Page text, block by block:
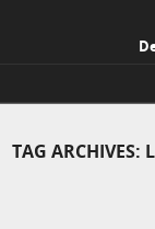
TAG ARCHIVES: